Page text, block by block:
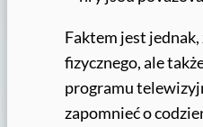
Faktem jest
fizycznego, ale
programu
zapomnieć o